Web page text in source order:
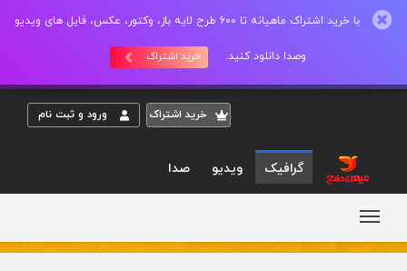
با خرید اشتراک ماهیانه تا 600 طرح لایه باز، وکتور، عکس، فایل های ویدیو
وصدا دانلود کنید. خرید اشتراک
خريد اشتراک ورود و ثبت نام
گرافیک ویدیو صدا